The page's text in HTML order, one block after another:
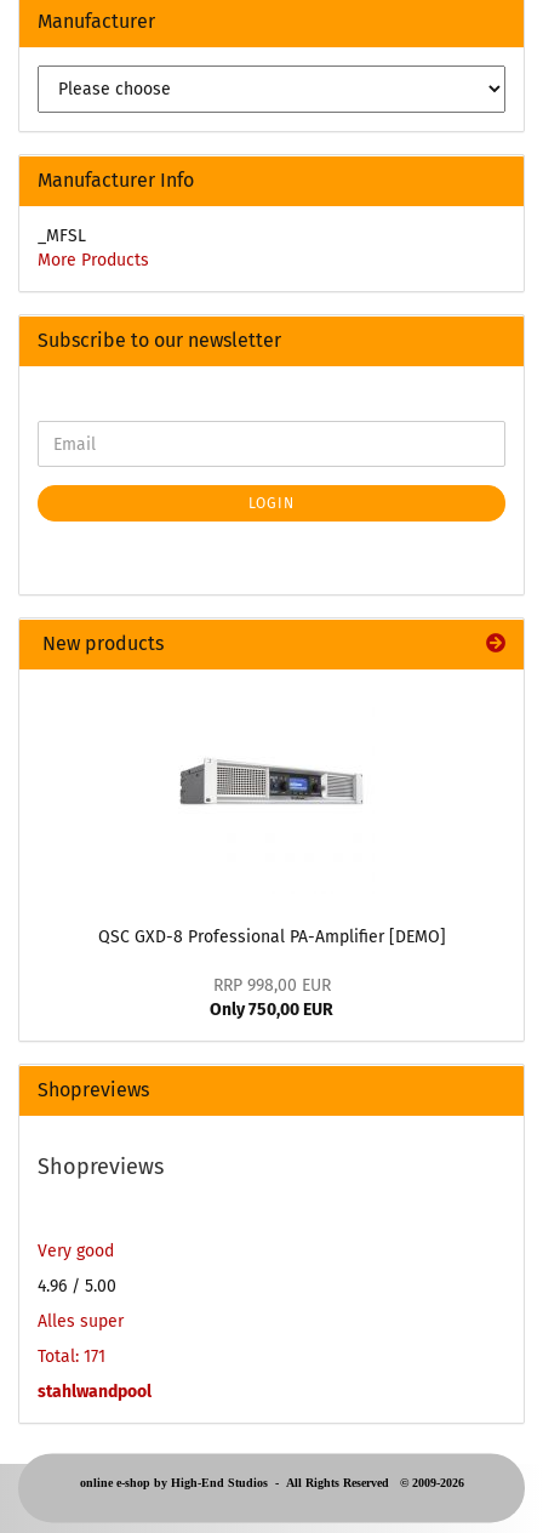
Manufacturer
Manufacturer Info
_MFSL
More Products
Subscribe to our newsletter
LOGIN
New products
QSC GXD-8 Professional PA-Amplifier [DEMO]
RRP 998,00 EUR
Only 750,00 EUR
Shopreviews
Shopreviews
Very good
4.96 / 5.00
Alles super
Total: 171
stahlwandpool
online e-shop by High-End Studios - All Rights Reserved © 2009-2026